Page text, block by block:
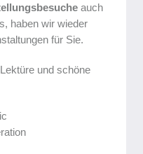
auch
haben wir wieder
für Sie.
und schöne